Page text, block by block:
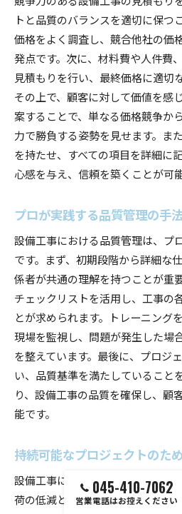
トと品質のバランスを適切に保つ
価格をよく調査し、競合他社の価
発点です。次に、材料費や人件費
見積もりを行い、最終価格に適切
その上で、顧客に対して価値を感
案することで、単なる価格競争か
力で勝負する姿勢を見せます。ま
を持たせ、すべての項目を詳細に
心感を与え、信頼を築くことが可能
プロが実践する品質管理の手
設備工事における品質管理は、プ
です。まず、初期段階から詳細な
係者が共通の理解を持つことが重
チェックリストを活用し、工事の
とが求められます。トレーニング
現場を監視し、問題が発生した場
を整えています。最後に、プロジ
い、品質基準を満たしていること
り、設備工事の品質を確保し、顧
能です。
持続可能なプロジェクトのた
設備工事において持続可能な戦略
荷の低減とコスト削減の両立を実
045-410-7062
営業電話はお控えください